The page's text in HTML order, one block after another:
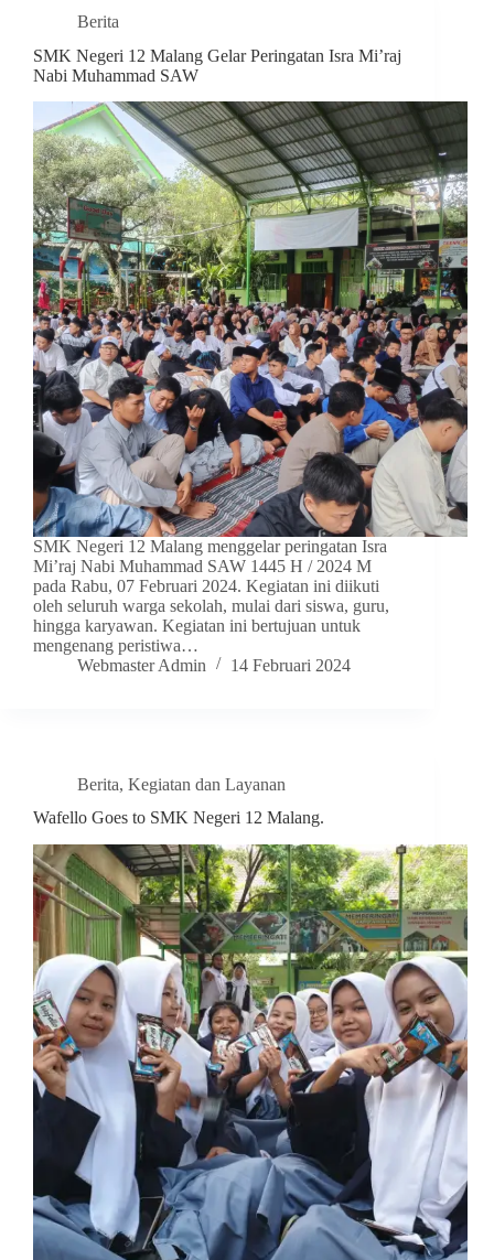
Berita
SMK Negeri 12 Malang Gelar Peringatan Isra Mi’raj
Nabi Muhammad SAW
SMK Negeri 12 Malang menggelar peringatan Isra
Mi’raj Nabi Muhammad SAW 1445 H / 2024 M
pada Rabu, 07 Februari 2024. Kegiatan ini diikuti
oleh seluruh warga sekolah, mulai dari siswa, guru,
hingga karyawan. Kegiatan ini bertujuan untuk
mengenang peristiwa…
Webmaster Admin
14 Februari 2024
Berita, Kegiatan dan Layanan
Wafello Goes to SMK Negeri 12 Malang.